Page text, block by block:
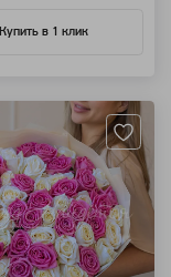
Купить в 1 клик